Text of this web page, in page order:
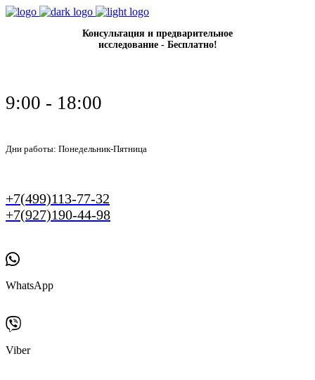
Консультация и предварительное
исследование - Бесплатно!
9:00 - 18:00
Дни работы: Понедельник-Пятница
+7(499)113-77-32
+7(927)190-44-98
WhatsApp
Viber